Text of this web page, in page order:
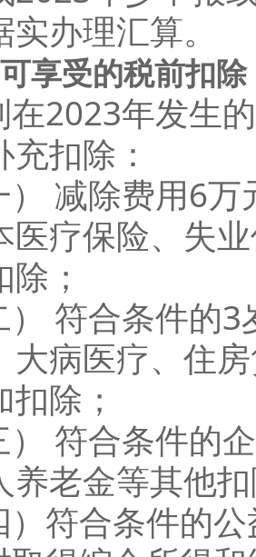
办理汇算。
受的税前扣除
年发生的
扣除：
减除费用6万
医疗保险、失
；
符合条件的3
大病医疗、住
除；
符合条件的企
养老金等其他
符合条件的公